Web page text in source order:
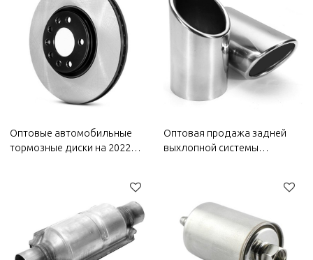
уровень шума,
износостойкость |
Автозапчасти для кузова
Wuling
износостойкость |
Автозапчасти для кузова
Wuling
Оптовые автомобильные
тормозные диски на 2022
Автозапчасти для кузова
Оптовая продажа задней
выхлопной системы
устойчивость к коррозии |
Автозапчасти для кузова
Wuling